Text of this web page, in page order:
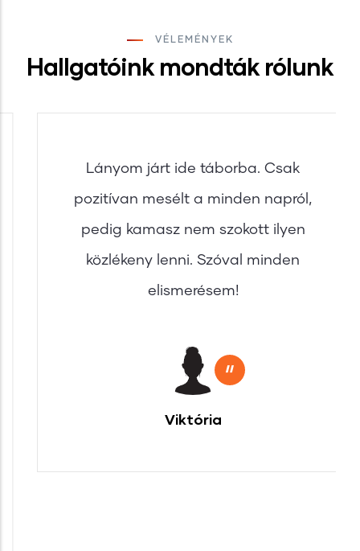
VÉLEMÉNYEK
Hallgatóink mondták rólunk
Lányom járt ide táborba. Csak
pozitívan mesélt a minden napról,
pedig kamasz nem szokott ilyen
közlékeny lenni. Szóval minden
elismerésem!
"
Viktória